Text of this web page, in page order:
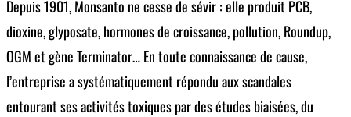
Depuis 1901, Monsanto ne cesse de sévir : elle produit PCB,
dioxine, glyposate, hormones de croissance, pollution, Roundup,
OGM et gène Terminator… En toute connaissance de cause,
l’entreprise a systématiquement répondu aux scandales
entourant ses activités toxiques par des études biaisées, du